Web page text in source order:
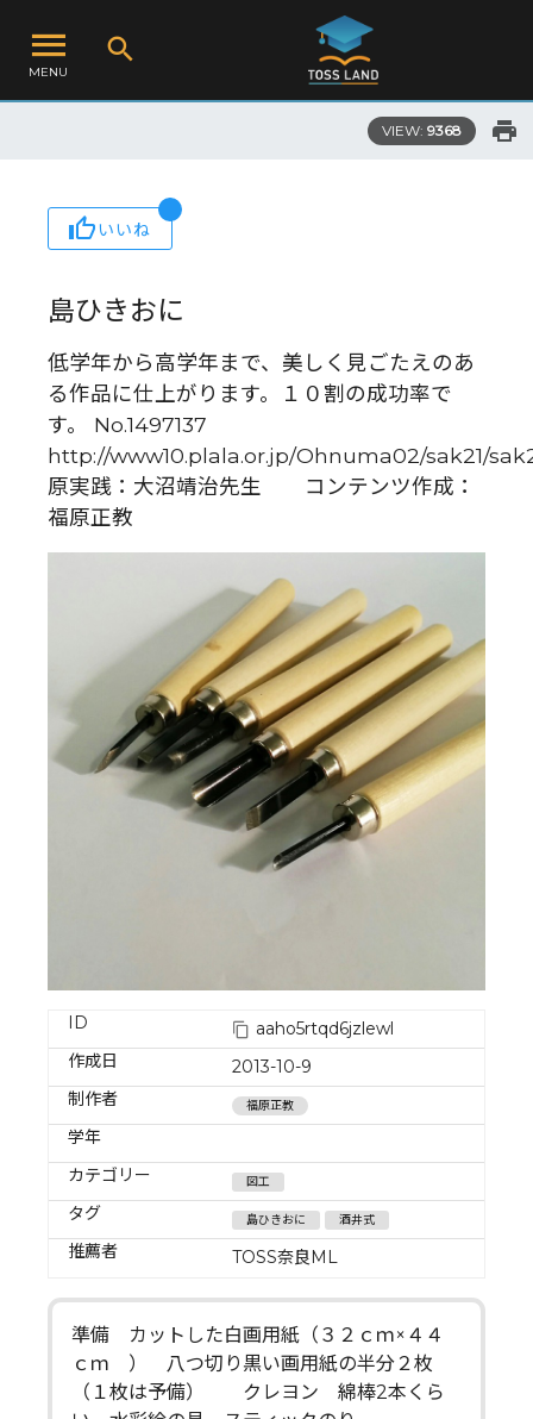
MENU
VIEW: 9368
いいね
島ひきおに
低学年から高学年まで、美しく見ごたえのあ
る作品に仕上がります。１０割の成功率で
す。 No.1497137
http://www10.plala.or.jp/Ohnuma02/sak21/
原実践：大沼靖治先生 コンテンツ作成：
福原正教
ID
aaho5rtqd6jzlewl
作成日
2013-10-9
制作者
福原正教
学年
カテゴリー
図工
タグ 島ひきおに 酒井式
推薦者 TOSS奈良ML
準備 カットした白画用紙（３２ｃｍ×４４
ｃｍ ） 八つ切り黒い画用紙の半分２枚
（１枚は予備） クレヨン 綿棒2本くら